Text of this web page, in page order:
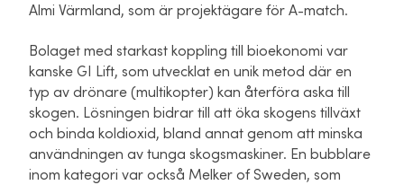
Almi Värmland, som är projektägare för A-match.
Bolaget med starkast koppling till bioekonomi var
kanske GI Lift, som utvecklat en unik metod där en
typ av drönare (multikopter) kan återföra aska till
skogen. Lösningen bidrar till att öka skogens tillväxt
och binda koldioxid, bland annat genom att minska
användningen av tunga skogsmaskiner. En bubblare
inom kategori var också Melker of Sweden, som